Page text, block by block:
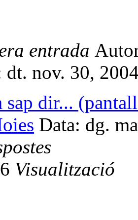
entrada
dt. nov. 30,
sap dir...
Data: dg.
Visualització